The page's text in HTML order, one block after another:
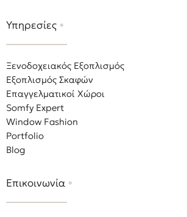
Υπηρεσίες •
Ξενοδοχειακός Εξοπλισμός
Εξοπλισμός Σκαφών
Επαγγελματικοί Χώροι
Somfy Expert
Window Fashion
Portfolio
Blog
Επικοινωνία •